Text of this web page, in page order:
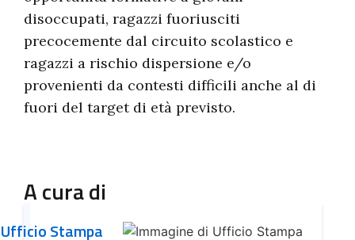
disoccupati, ragazzi fuoriusciti
precocemente dal circuito scolastico e
ragazzi a rischio dispersione e/o
provenienti da contesti difficili anche al di
fuori del target di età previsto.
A cura di
Ufficio Stampa